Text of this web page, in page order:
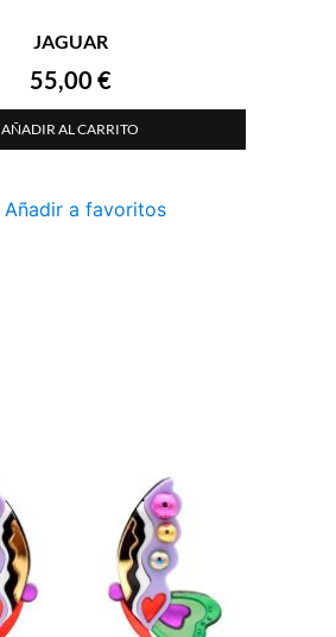
JAGUAR
55,00 €
AÑADIR AL CARRITO
Añadir a favoritos